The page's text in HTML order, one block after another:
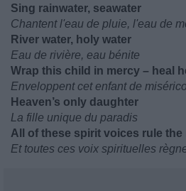
Sing rainwater, seawater
Chantent l'eau de pluie, l'eau de
River water, holy water
Eau de rivière, eau bénite
Wrap this child in mercy – heal
Enveloppent cet enfant de
Heaven’s only daughter
La fille unique du paradis
All of these spirit voices rule the
Et toutes ces voix spirituelles